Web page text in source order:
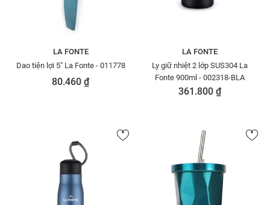
LA FONTE
Dao tiện lợi 5" La Fonte - 011778
80.460 ₫
LA FONTE
Ly giữ nhiệt 2 lớp SUS304 La
Fonte 900ml - 002318-BLA
361.800 ₫